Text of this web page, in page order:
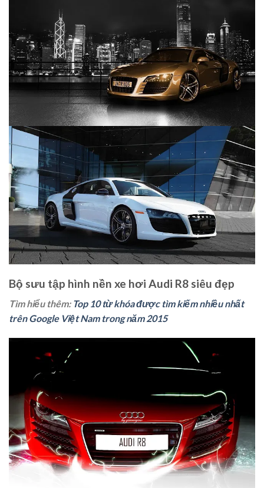
Bộ sưu tập hình nền xe hơi Audi R8 siêu đẹp
Tìm hiểu thêm: Top 10 từ khóa được tìm kiếm nhiều nhất
trên Google Việt Nam trong năm 2015